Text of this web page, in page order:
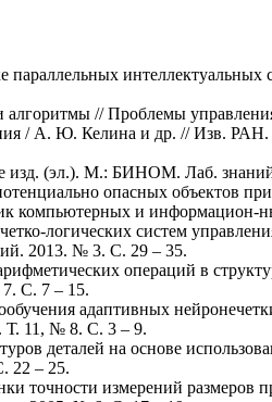
параллельных
// Проблемы
/ А. Ю. Келина и др. // Изв.
изд. (эл.). М.: БИНОМ. Лаб.
опасных объектов
компьютерных и
логических систем
2013. № 3. С. 29 – 35.
операций в
С. 7 – 15.
адаптивных
Т. 11, № 8. С. 3 – 9.
деталей на основе
22 – 25.
измерений размеров